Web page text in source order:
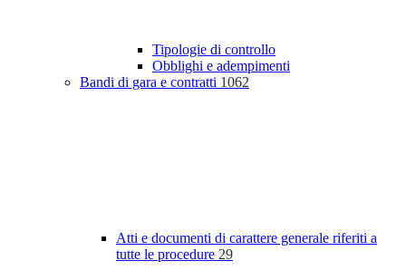
Tipologie di controllo
Obblighi e adempimenti
Bandi di gara e contratti 1062
Atti e documenti di carattere generale riferiti a
tutte le procedure 29